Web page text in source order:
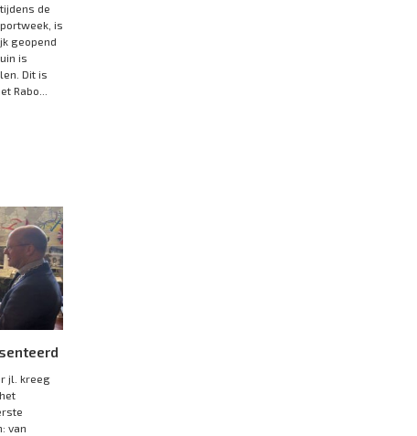
de
is
geopend
is
Dit is
Rabo...
jl. kreeg
van